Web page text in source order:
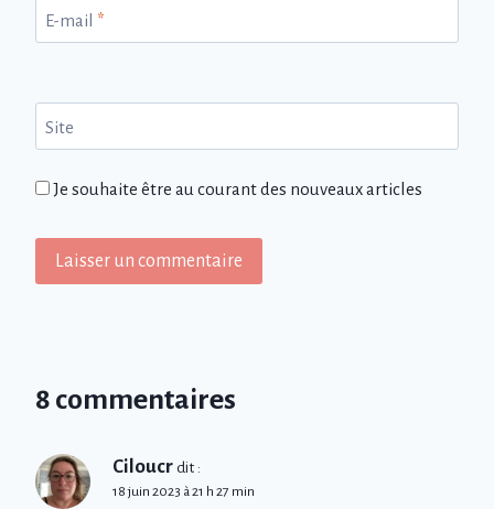
E-mail *
Site
Je souhaite être au courant des nouveaux articles
8 commentaires
Ciloucr dit :
18 juin 2023 à 21 h 27 min